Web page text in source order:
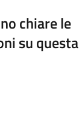
chiare le
su questa